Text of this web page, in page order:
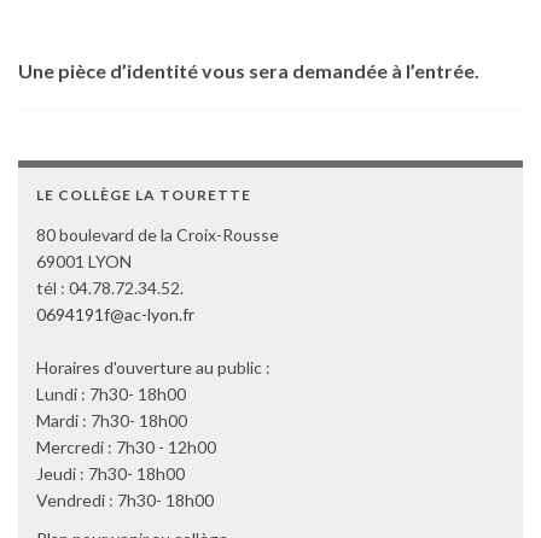
Une pièce d’identité vous sera demandée à l’entrée.
LE COLLÈGE LA TOURETTE
80 boulevard de la Croix-Rousse
69001 LYON
tél : 04.78.72.34.52.
0694191f@ac-lyon.fr
Horaires d'ouverture au public :
Lundi : 7h30- 18h00
Mardi : 7h30- 18h00
Mercredi : 7h30 - 12h00
Jeudi : 7h30- 18h00
Vendredi : 7h30- 18h00